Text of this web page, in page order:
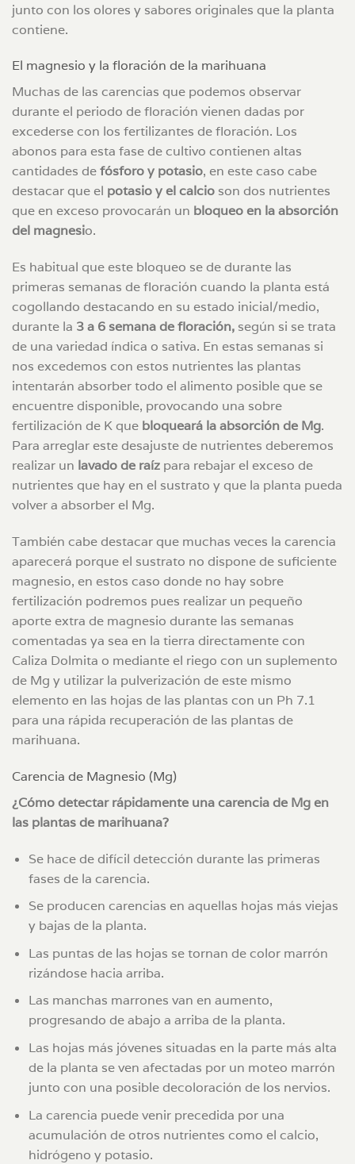
junto con los olores y sabores originales que la planta
contiene.
El magnesio y la floración de la marihuana
Muchas de las carencias que podemos observar
durante el periodo de floración vienen dadas por
excederse con los fertilizantes de floración. Los
abonos para esta fase de cultivo contienen altas
cantidades defósforo y potasio, en este caso cabe
destacar que el potasio y el calcio son dos nutrientes
que en exceso provocarán un bloqueo en la absorción
del magnesio.
Es habitual que este bloqueo se de durante las
primeras semanas de floración cuando la planta está
cogollando destacando en su estado inicial/medio,
durante la 3 a 6 semana de floración, según si se trata
de una variedad índica o sativa. En estas semanas si
nos excedemos con estos nutrientes las plantas
intentarán absorber todo el alimento posible que se
encuentre disponible, provocando una sobre
fertilización de K que bloqueará la absorción de Mg.
Para arreglar este desajuste de nutrientes deberemos
realizar un lavado de raíz para rebajar el exceso de
nutrientes que hay en el sustrato y que la planta pueda
volver a absorber el Mg.
También cabe destacar que muchas veces la carencia
aparecerá porque el sustrato no dispone de suficiente
magnesio, en estos caso donde no hay sobre
fertilización podremos pues realizar un pequeño
aporte extra de magnesio durante las semanas
comentadas ya sea en la tierra directamente con
Caliza Dolmita o mediante el riego con un suplemento
de Mg y utilizar la pulverización de este mismo
elemento en las hojas de las plantas con un Ph 7.1
para una rápida recuperación de las plantas de
marihuana.
Carencia de Magnesio (Mg)
¿Cómo detectar rápidamente una carencia de Mg en
las plantas de marihuana?
Se hace de difícil detección durante las primeras
fases de la carencia.
Se producen carencias en aquellas hojas más viejas
y bajas de la planta.
Las puntas de las hojas se tornan de color marrón
rizándose hacia arriba.
Las manchas marrones van en aumento,
progresando de abajo a arriba de la planta.
Las hojas más jóvenes situadas en la parte más alta
de la planta se ven afectadas por un moteo marrón
junto con una posible decoloración de los nervios.
La carencia puede venir precedida por una
acumulación de otros nutrientes como el calcio,
hidrógeno y potasio.